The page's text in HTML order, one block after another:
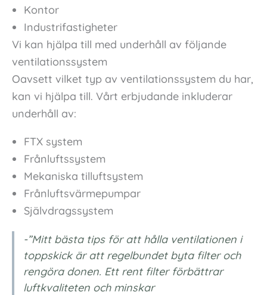
Kontor
Industrifastigheter
Vi kan hjälpa till med underhåll av följande
ventilationssystem
Oavsett vilket typ av ventilationssystem du har,
kan vi hjälpa till. Vårt erbjudande inkluderar
underhåll av:
FTX system
Frånluftssystem
Mekaniska tilluftsystem
Frånluftsvärmepumpar
Självdragssystem
-”Mitt bästa tips för att hålla ventilationen i
toppskick är att regelbundet byta filter och
rengöra donen. Ett rent filter förbättrar
luftkvaliteten och minskar